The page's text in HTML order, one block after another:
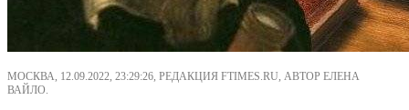
МОСКВА, 12.09.2022, 23:29:26, РЕДАКЦИЯ FTIMES.RU, АВТОР ЕЛЕНА
ВАЙЛО.